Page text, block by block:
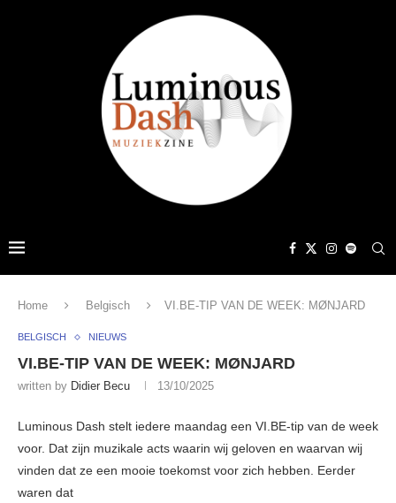
Home Belgisch VI.BE-TIP VAN DE WEEK: MØNJARD
BELGISCH NIEUWS
VI.BE-TIP VAN DE WEEK: MØNJARD
written by Didier Becu 13/10/2025
Luminous Dash stelt iedere maandag een VI.BE-tip van de week
voor. Dat zijn muzikale acts waarin wij geloven en waarvan wij
vinden dat ze een mooie toekomst voor zich hebben. Eerder
waren dat